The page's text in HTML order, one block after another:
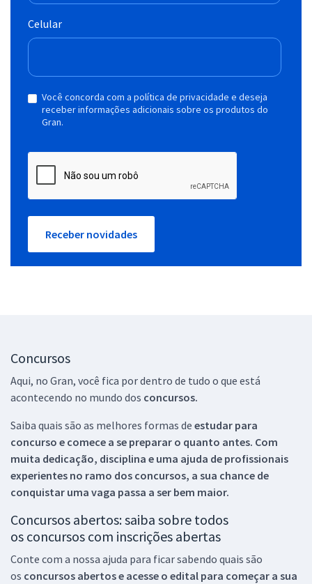
Celular
Você concorda com a política de privacidade e deseja
receber informações adicionais sobre os produtos do
Gran.
Receber novidades
Concursos
Aqui, no Gran, você fica por dentro de tudo o que está
acontecendo no mundo dos concursos.
Saiba quais são as melhores formas de estudar para
concurso e comece a se preparar o quanto antes. Com
muita dedicação, disciplina e uma ajuda de profissionais
experientes no ramo dos concursos, a sua chance de
conquistar uma vaga passa a ser bem maior.
Concursos abertos: saiba sobre todos
os concursos com inscrições abertas
Conte com a nossa ajuda para ficar sabendo quais são
os concursos abertos e acesse o edital para começar a sua